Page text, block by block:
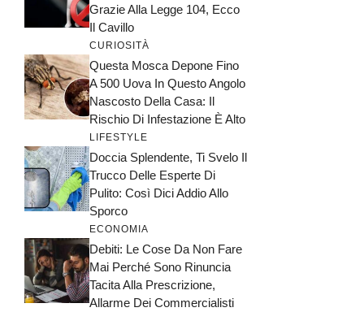
Grazie Alla Legge 104, Ecco
Il Cavillo
CURIOSITÀ
Questa Mosca Depone Fino
A 500 Uova In Questo Angolo
Nascosto Della Casa: Il
Rischio Di Infestazione È Alto
LIFESTYLE
Doccia Splendente, Ti Svelo Il
Trucco Delle Esperte Di
Pulito: Così Dici Addio Allo
Sporco
ECONOMIA
Debiti: Le Cose Da Non Fare
Mai Perché Sono Rinuncia
Tacita Alla Prescrizione,
Allarme Dei Commercialisti